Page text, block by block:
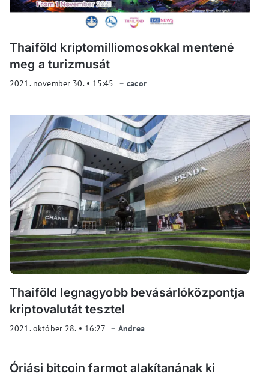
Thaiföld kriptomilliomosokkal mentené
meg a turizmusát
2021. november 30. 15:45 cacor
Thaiföld legnagyobb bevásárlóközpontja
kriptovalutát tesztel
2021. október 28. 16:27 Andrea
Óriási bitcoin farmot alakítanának ki